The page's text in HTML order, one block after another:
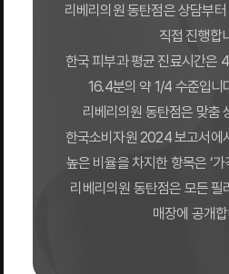
리베리의원 동탄점은 상담부터
직접 진행합
한국 피부과 평균 진료시간은
16.4분의 약 1/4 수준입
리베리의원 동탄점은 맞춤
한국소비자원 2024 보고서에
높은 비율을 차지한 항목은 ‘
리베리의원 동탄점은 모든 필
매장에 공개